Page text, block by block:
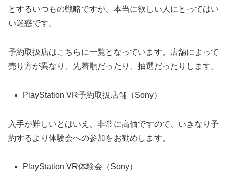
とするいつもの戦略ですが、本当に欲しい人にとってはい
い迷惑です。
予約取扱店はこちらに一覧となっています。店舗によって
売り方が異なり、先着順だったり、抽選だったりします。
PlayStation VR予約取扱店舗（Sony）
入手が難しいとはいえ、非常に高価ですので、いきなり予
約するより体験会への参加をお勧めします。
PlayStation VR体験会（Sony）